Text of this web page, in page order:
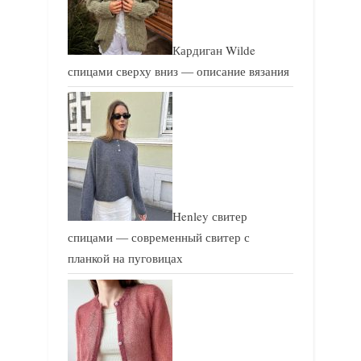
Кардиган Wilde
спицами сверху вниз — описание вязания
Henley свитер
спицами — современный свитер с
планкой на пуговицах